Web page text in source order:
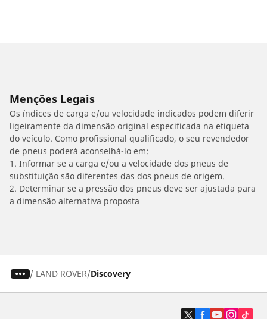
Menções Legais
Os índices de carga e/ou velocidade indicados podem diferir
ligeiramente da dimensão original especificada na etiqueta
do veículo. Como profissional qualificado, o seu revendedor
de pneus poderá aconselhá-lo em:
1. Informar se a carga e/ou a velocidade dos pneus de
substituição são diferentes das dos pneus de origem.
2. Determinar se a pressão dos pneus deve ser ajustada para
a dimensão alternativa proposta
/ LAND ROVER Discovery